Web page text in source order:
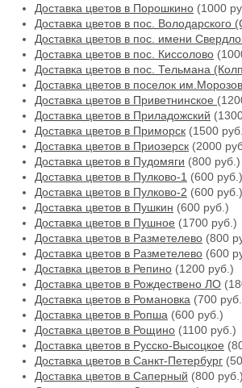
Доставка цветов в Порошкино (1000
Доставка цветов в пос. Володарского
Доставка цветов в пос. имени
Доставка цветов в пос. Киссолово
Доставка цветов в пос. Тельмана
Доставка цветов в поселок
Доставка цветов в Приветнинское
Доставка цветов в Приладожский
Доставка цветов в Приморск (1500
Доставка цветов в Приозерск (2000
Доставка цветов в Пудомяги (800 руб.)
Доставка цветов в Пулково-1 (600 руб.)
Доставка цветов в Пулково-2 (600 руб.)
Доставка цветов в Пушкин (600 руб.)
Доставка цветов в Пушное (1700 руб.)
Доставка цветов в Разметелево (800
Доставка цветов в Разметелево (600
Доставка цветов в Репино (1200 руб.)
Доставка цветов в Рождествено ЛО
Доставка цветов в Романовка (700
Доставка цветов в Ропша (600 руб.)
Доставка цветов в Рощино (1100 руб.)
Доставка цветов в Русско-Высоцкое
Доставка цветов в Санкт-Петербург
Доставка цветов в Саперный (800 руб.)